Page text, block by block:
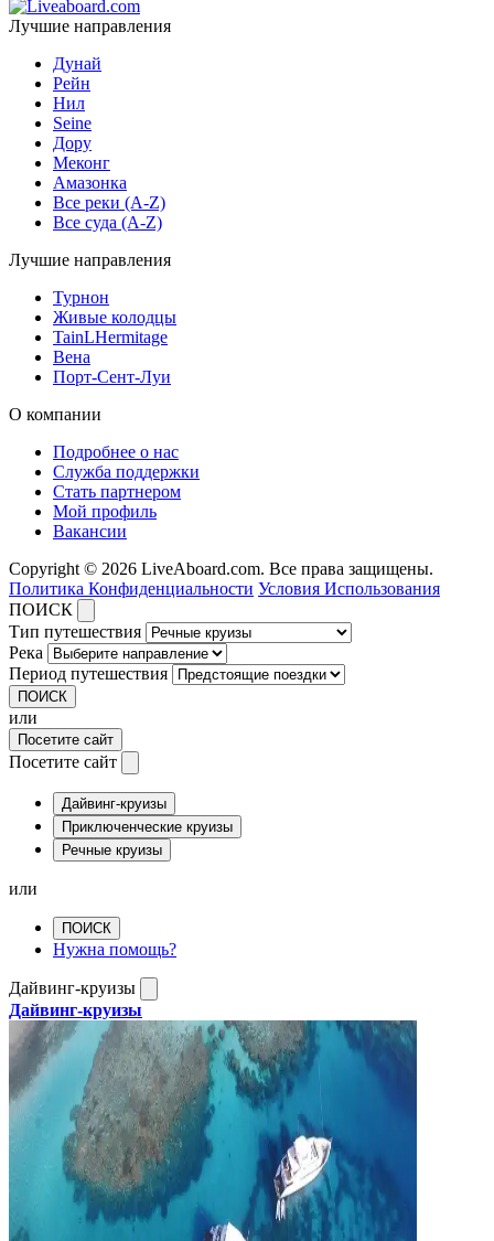
Лучшие направления
Дунай
Рейн
Нил
Seine
Дору
Меконг
Амазонка
Все реки (A-Z)
Все суда (A-Z)
Лучшие направления
Турнон
Живые колодцы
TainLHermitage
Вена
Порт-Сент-Луи
О компании
Подробнее о нас
Служба поддержки
Стать партнером
Мой профиль
Вакансии
Copyright © 2026 LiveAboard.com. Все права защищены.
Политика Конфиденциальности Условия Использования
ПОИСК
Тип путешествия
Река
Период путешествия
ПОИСК
или
Посетите сайт
Посетите сайт
Дайвинг-круизы
Приключенческие круизы
Речные круизы
или
ПОИСК
Нужна помощь?
Дайвинг-круизы
Дайвинг-круизы